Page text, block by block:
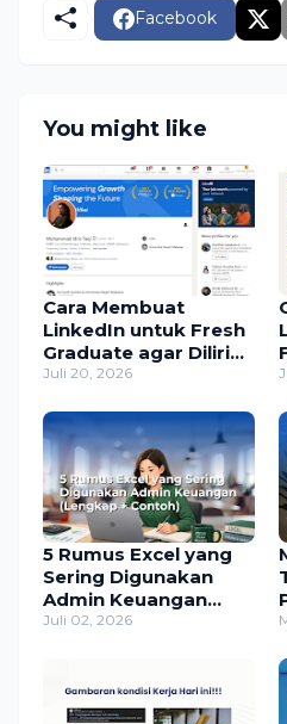
Facebook
You might like
Cara Membuat
LinkedIn untuk Fresh
Graduate agar Dilirik
Recruiter (Panduan
Juli 20, 2026
5 Rumus Excel yang
Sering Digunakan
Admin Keuangan
(Lengkap + Contoh)
Juli 02, 2026